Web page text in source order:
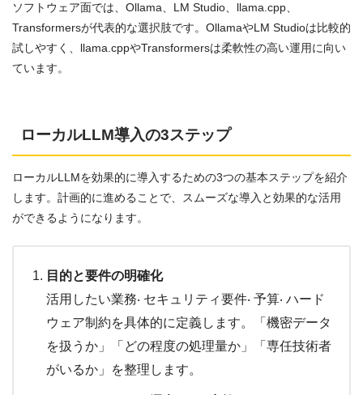
ソフトウェア面では、Ollama、LM Studio、llama.cpp、
Transformersが代表的な選択肢です。OllamaやLM Studioは比較的
試しやすく、llama.cppやTransformersは柔軟性の高い運用に向い
ています。
ローカルLLM導入の3ステップ
ローカルLLMを効果的に導入するための3つの基本ステップを紹介
します。計画的に進めることで、スムーズな導入と効果的な活用
ができるようになります。
目的と要件の明確化
活用したい業務‧ セキュリティ要件‧ 予算‧ ハード
ウェア制約を具体的に定義します。「機密データ
を扱うか」「どの程度の処理量か」「専任技術者
がいるか」を整理します。